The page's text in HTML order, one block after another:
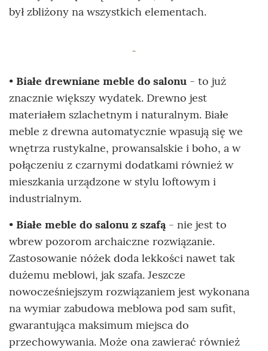
był zbliżony na wszystkich elementach.
• Białe drewniane meble do salonu - to już
znacznie większy wydatek. Drewno jest
materiałem szlachetnym i naturalnym. Białe
meble z drewna automatycznie wpasują się we
wnętrza rustykalne, prowansalskie i boho, a w
połączeniu z czarnymi dodatkami również w
mieszkania urządzone w stylu loftowym i
industrialnym.
• Białe meble do salonu z szafą- nie jest to
wbrew pozorom archaiczne rozwiązanie.
Zastosowanie nóżek doda lekkości nawet tak
dużemu meblowi, jak szafa. Jeszcze
nowocześniejszym rozwiązaniem jest wykonana
na wymiar zabudowa meblowa pod sam sufit,
gwarantująca maksimum miejsca do
przechowywania. Może ona zawierać również